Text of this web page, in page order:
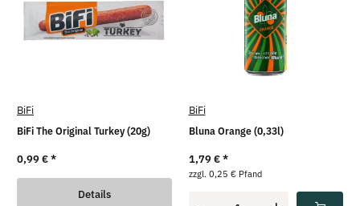
BiFi
BiFi The Original Turkey (20g)
0,99 €*
Details
BiFi
Bluna Orange (0,33l)
1,79 €*
zzgl. 0,25 € Pfand